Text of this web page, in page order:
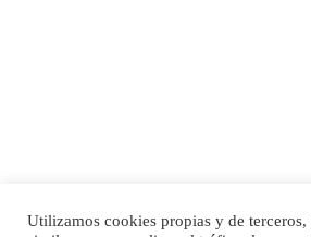
SHIBA PERDIDO AVDA JOSE MESA Y LOPEZ
Utilizamos cookies propias y de